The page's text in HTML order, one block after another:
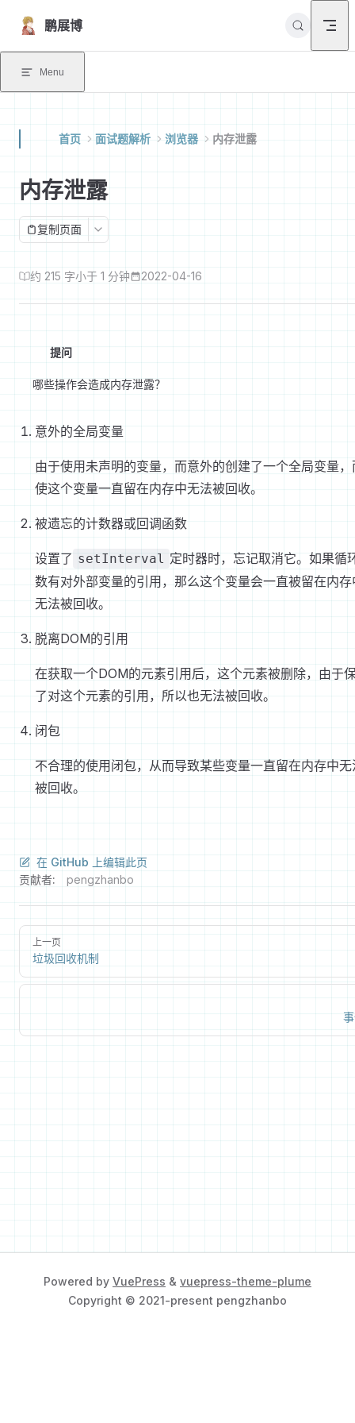
Skip to content
鹏展博
Menu
首页 面试题解析 浏览器 内存泄露
内存泄露
复制页面
约 215 字小于 1 分钟 2022-04-16
提问
哪些操作会造成内存泄露？
意外的全局变量
由于使用未声明的变量，而意外的创建了一个全局变量，
使这个变量一直留在内存中无法被回收。
被遗忘的计数器或回调函数
设置了 setInterval 定时器时，忘记取消它。如果循
数有对外部变量的引用，那么这个变量会一直被留在内存
无法被回收。
脱离DOM的引用
在获取一个DOM的元素引用后，这个元素被删除，由于
了对这个元素的引用，所以也无法被回收。
闭包
不合理的使用闭包，从而导致某些变量一直留在内存中无
被回收。
在 GitHub 上编辑此页
贡献者:
pengzhanbo
上一页
垃圾回收机制
Powered by VuePress & vuepress-theme-plume
Copyright © 2021-present pengzhanbo